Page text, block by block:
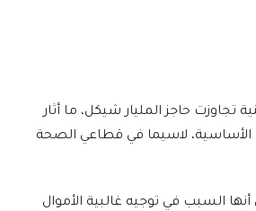
حاجز المليار شيكل، ما أثار
لاسيما في قطاعي الصحة
السبب في توجيه غالبية الأموال